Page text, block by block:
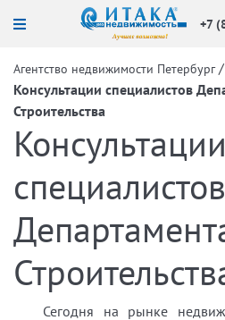
+7
Агентство недвижимости Петербург /
Консультации специалистов
Строительства
Консультации
специалистов
Сегодня на рынке